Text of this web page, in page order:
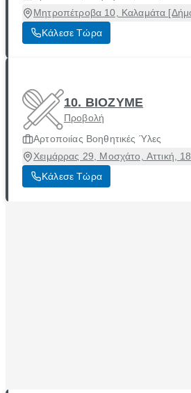
Μητροπέτροβα 10, Καλαμάτα
Κάλεσε Τώρα
10. ΒΙΟΖΥΜΕ
Προβολή
Αρτοποιίας Βοηθητικές Ύλες
Χειμάρρας 29, Μοσχάτο, Αττική,
Κάλεσε Τώρα